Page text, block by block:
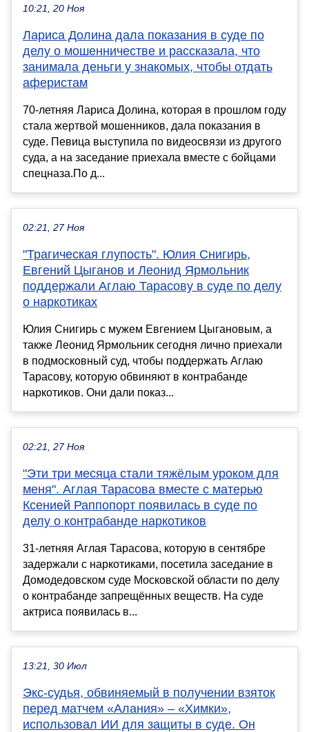
10:21, 20 Ноя
Лариса Долина дала показания в суде по
делу о мошенничестве и рассказала, что
занимала деньги у знакомых, чтобы отдать
аферистам
70-летняя Лариса Долина, которая в прошлом году
стала жертвой мошенников, дала показания в
суде. Певица выступила по видеосвязи из другого
суда, а на заседание приехала вместе с бойцами
спецназа.По д...
02:21, 27 Ноя
"Трагическая глупость". Юлия Снигирь,
Евгений Цыганов и Леонид Ярмольник
поддержали Аглаю Тарасову в суде по делу
о наркотиках
Юлия Снигирь с мужем Евгением Цыгановым, а
также Леонид Ярмольник сегодня лично приехали
в подмосковный суд, чтобы поддержать Аглаю
Тарасову, которую обвиняют в контрабанде
наркотиков. Они дали показ...
02:21, 27 Ноя
"Эти три месяца стали тяжёлым уроком для
меня". Аглая Тарасова вместе с матерью
Ксенией Раппопорт появилась в суде по
делу о контрабанде наркотиков
31-летняя Аглая Тарасова, которую в сентябре
задержали с наркотиками, посетила заседание в
Домодедовском суде Московской области по делу
о контрабанде запрещённых веществ. На суде
актриса появилась в...
13:21, 30 Июл
Экс-судья, обвиняемый в получении взяток
перед матчем «Алания» – «Химки»,
использовал ИИ для защиты в суде. Он